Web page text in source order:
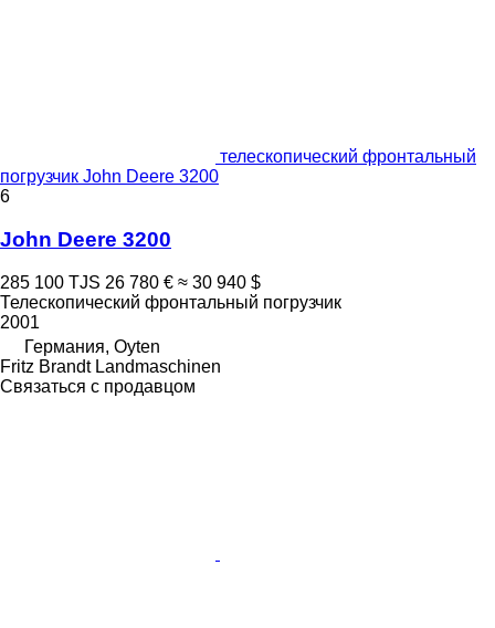
телескопический фронтальный
погрузчик John Deere 3200
6
John Deere 3200
285 100 TJS 26 780 € ≈ 30 940 $
Телескопический фронтальный погрузчик
2001
Германия, Oyten
Fritz Brandt Landmaschinen
Связаться с продавцом